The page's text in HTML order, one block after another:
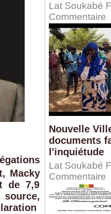
Macky
de 7,9
Lat Soukabé
Commentaire
Nouvelle
documents
l'inquiétude
Lat Soukabé
Commentaire